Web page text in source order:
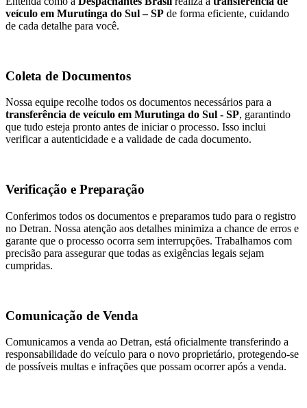
veículo em Murutinga do Sul – SP de forma eficiente, cuidando
de cada detalhe para você.
Coleta de Documentos
Nossa equipe recolhe todos os documentos necessários para a
transferência de veículo em Murutinga do Sul - SP, garantindo
que tudo esteja pronto antes de iniciar o processo. Isso inclui
verificar a autenticidade e a validade de cada documento.
Verificação e Preparação
Conferimos todos os documentos e preparamos tudo para o registro
no Detran. Nossa atenção aos detalhes minimiza a chance de erros e
garante que o processo ocorra sem interrupções. Trabalhamos com
precisão para assegurar que todas as exigências legais sejam
cumpridas.
Comunicação de Venda
Comunicamos a venda ao Detran, está oficialmente transferindo a
responsabilidade do veículo para o novo proprietário, protegendo-se
de possíveis multas e infrações que possam ocorrer após a venda.